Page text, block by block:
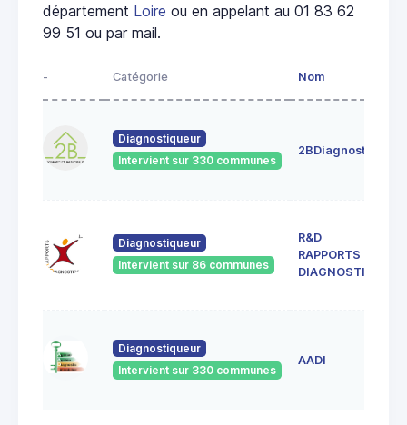
département Loire ou en appelant au 01 83 62
99 51 ou par mail.
- Catégorie Nom
Diagnostiqueur
Intervient sur 330 communes
2BDiagnostics
Diagnostiqueur
Intervient sur 86 communes
R&D
RAPPORTS &
DIAGNOSTICS
Diagnostiqueur
Intervient sur 330 communes
AADI